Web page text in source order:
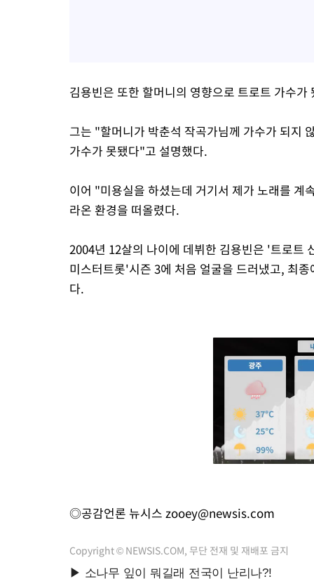
김용빈은 또한 할머니의 영향으로 트로트 가수가
그는 "할머니가 박춘석 작곡가님께 가수가 되지
가수가 못됐다"고 설명했다.
이어 "미용실을 하셨는데 거기서 제가 노래를 계
라온 환경을 떠올렸다.
2004년 12살의 나이에 데뷔한 김용빈은 '트로트
미스터트롯'시즌 3에 처음 얼굴을 드러냈고, 최
다.
◎공감언론 뉴시스 zooey@newsis.com
Copyright © NEWSIS.COM, 무단 전재 및 재배포 금지